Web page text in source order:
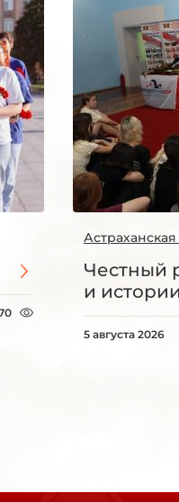
Астраханская
Честный
и истории
5 августа 2026